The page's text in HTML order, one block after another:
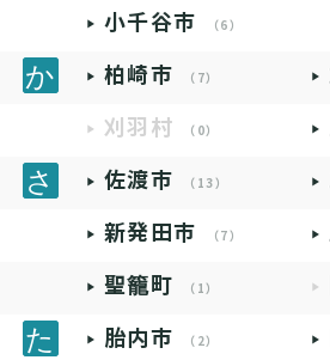
小千谷市 （6）
柏崎市 （7）
刈羽村 （0）
佐渡市 （13）
新発田市 （7）
聖籠町 （1）
胎内市 （2）